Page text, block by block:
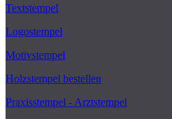
Textstempel
Logostempel
Motivstempel
Holzstempel bestellen
Praxisstempel - Arztstempel